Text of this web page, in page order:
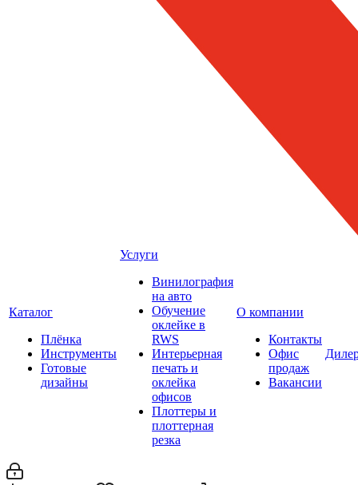
Каталог
Плёнка
Инструменты
Готовые
дизайны
Услуги
Винилография
на авто
Обучение
оклейке в
RWS
Интерьерная
печать и
оклейка
офисов
Плоттеры и
плоттерная
резка
О компании
Контакты
Офис
продаж
Вакансии